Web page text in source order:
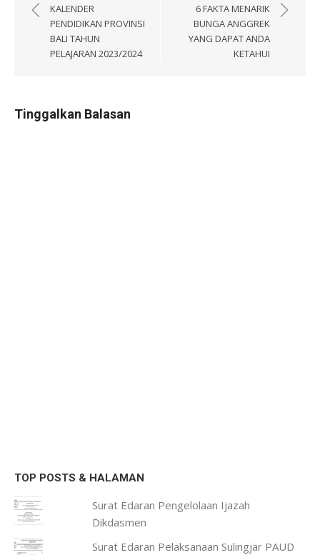
posKALENDER
PENDIDIKAN PROVINSI
BALI TAHUN
PELAJARAN 2023/2024
6 FAKTA MENARIK
BUNGA ANGGREK
YANG DAPAT ANDA
KETAHUI
Tinggalkan Balasan
TOP POSTS & HALAMAN
Surat Edaran Pengelolaan Ijazah
Dikdasmen
Surat Edaran Pelaksanaan Sulingjar PAUD